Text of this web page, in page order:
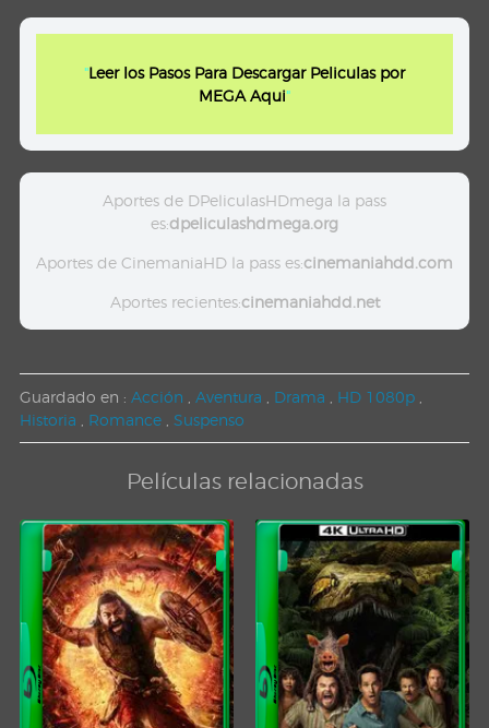
"Leer los Pasos Para Descargar Peliculas por
MEGA Aqui"
Aportes de DPeliculasHDmega la pass
es:dpeliculashdmega.org
Aportes de CinemaniaHD la pass es:cinemaniahdd.com
Aportes recientes:cinemaniahdd.net
Guardado en : Acción Aventura Drama HD 1080p
Historia
Romance Suspenso
Películas relacionadas